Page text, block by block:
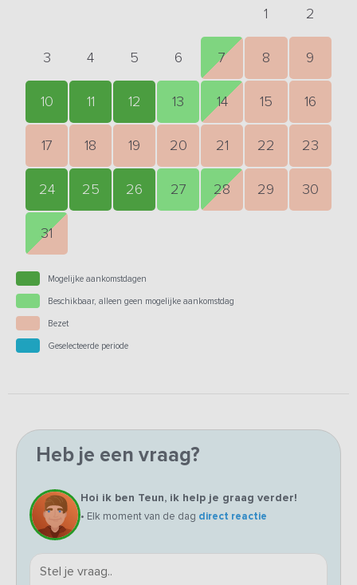
1 2
3 4 5 6 7 8 9
10 11 12 13 14 15 16
17 18 19 20 21 22 23
24 25 26 27 28 29 30
31
Mogelijke aankomstdagen
Beschikbaar, alleen geen mogelijke aankomstdag
Bezet
Geselecteerde periode
Heb je een vraag?
Hoi ik ben Teun, ik help je graag verder!
• Elk moment van de dag direct reactie